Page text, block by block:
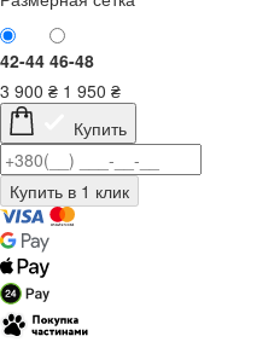
42-44 46-48
3 900 ₴ 1 950 ₴
Купить